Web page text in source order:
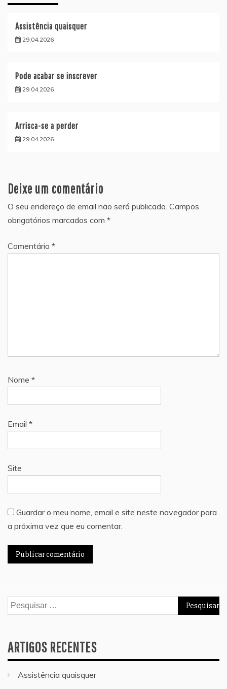
Assistência quaisquer
29.04.2026
Pode acabar se inscrever
29.04.2026
Arrisca-se a perder
29.04.2026
Deixe um comentário
O seu endereço de email não será publicado. Campos
obrigatórios marcados com *
Comentário *
Nome *
Email *
Site
Guardar o meu nome, email e site neste navegador para
a próxima vez que eu comentar.
Pesquisar
por:
ARTIGOS RECENTES
Assistência quaisquer